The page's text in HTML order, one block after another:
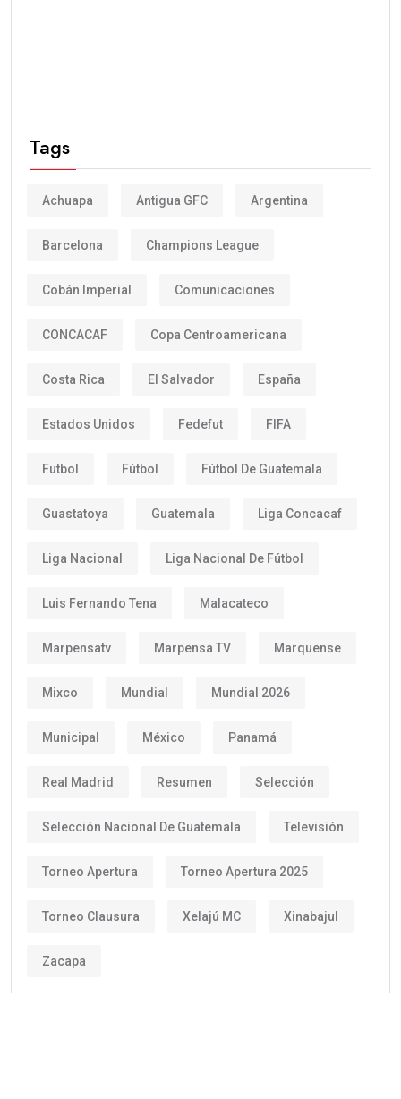
Tags
Achuapa Antigua GFC Argentina
Barcelona Champions League
Cobán Imperial Comunicaciones
CONCACAF Copa Centroamericana
Costa Rica El Salvador España
Estados Unidos Fedefut FIFA
Futbol Fútbol Fútbol De Guatemala
Guastatoya Guatemala Liga Concacaf
Liga Nacional Liga Nacional De Fútbol
Luis Fernando Tena Malacateco
Marpensatv Marpensa TV Marquense
Mixco Mundial Mundial 2026
Municipal México Panamá
Real Madrid Resumen Selección
Selección Nacional De Guatemala Televisión
Torneo Apertura Torneo Apertura 2025
Torneo Clausura Xelajú MC Xinabajul
Zacapa